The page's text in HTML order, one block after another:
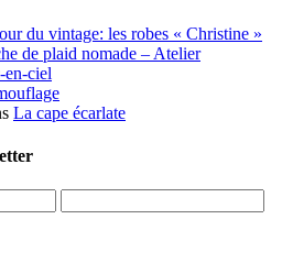
du vintage: les robes « Christine »
de plaid nomade – Atelier
en-ciel
La cape écarlate